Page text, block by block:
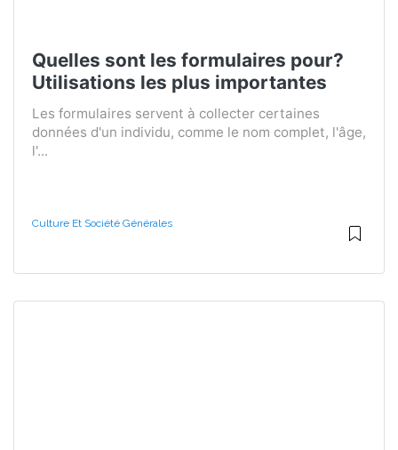
Quelles sont les formulaires pour?
Utilisations les plus importantes
Les formulaires servent à collecter certaines
données d'un individu, comme le nom complet, l'âge,
l'...
Culture Et Société Générales